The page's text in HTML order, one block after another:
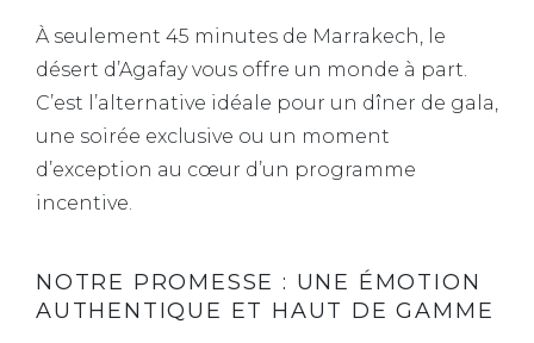
À seulement 45 minutes de Marrakech, le
désert d’Agafay vous offre un monde à part.
C’est l’alternative idéale pour un dîner de gala,
une soirée exclusive ou un moment
d’exception au cœur d’un programme
incentive.
NOTRE PROMESSE : UNE ÉMOTION
AUTHENTIQUE ET HAUT DE GAMME